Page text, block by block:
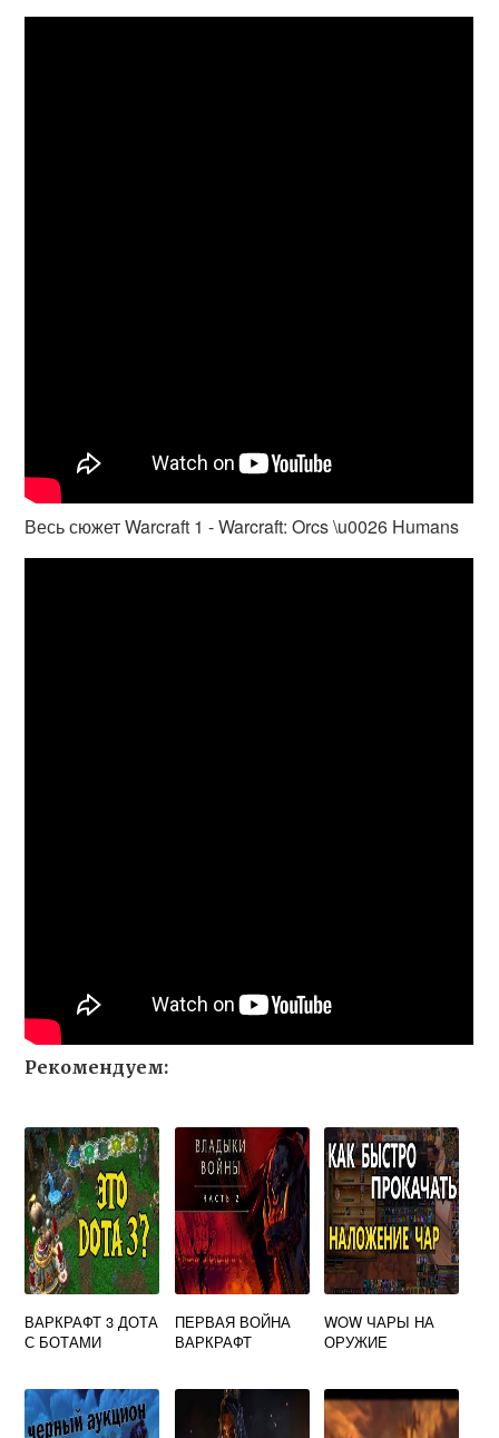
Весь сюжет Warcraft 1 - Warcraft: Orcs \u0026 Humans
Рекомендуем:
ВАРКРАФТ 3 ДОТА
С БОТАМИ
ПЕРВАЯ ВОЙНА
ВАРКРАФТ
WOW ЧАРЫ НА
ОРУЖИЕ